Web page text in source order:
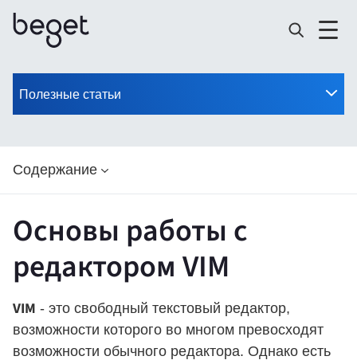
Полезные статьи
Содержание
Основы работы с
редактором VIM
VIM - это свободный текстовый редактор,
возможности которого во многом превосходят
возможности обычного редактора. Однако есть